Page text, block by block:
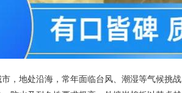
，地处沿海，常年面临台风、潮湿等气候挑